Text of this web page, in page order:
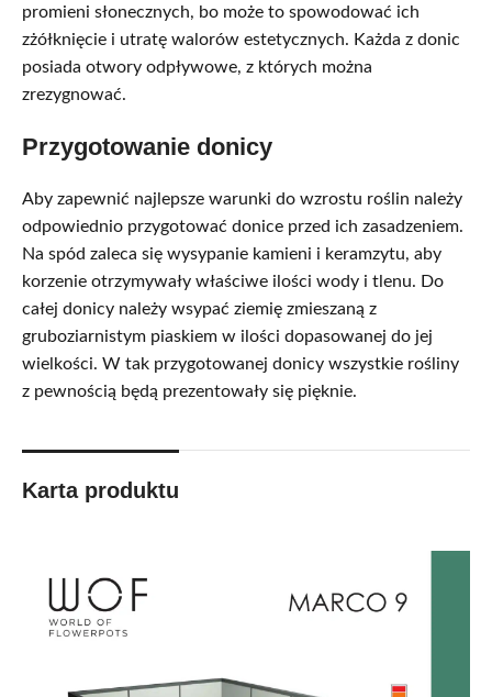
promieni słonecznych, bo może to spowodować ich
zżółknięcie i utratę walorów estetycznych. Każda z donic
posiada otwory odpływowe, z których można
zrezygnować.
Przygotowanie donicy
Aby zapewnić najlepsze warunki do wzrostu roślin należy
odpowiednio przygotować donice przed ich zasadzeniem.
Na spód zaleca się wysypanie kamieni i keramzytu, aby
korzenie otrzymywały właściwe ilości wody i tlenu. Do
całej donicy należy wsypać ziemię zmieszaną z
gruboziarnistym piaskiem w ilości dopasowanej do jej
wielkości. W tak przygotowanej donicy wszystkie rośliny
z pewnością będą prezentowały się pięknie.
Karta produktu